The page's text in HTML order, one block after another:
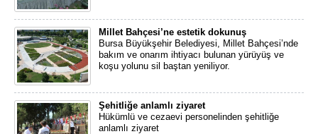
Millet Bahçesi’ne estetik dokunuş
Bursa Büyükşehir Belediyesi, Millet Bahçesi’nde
bakım ve onarım ihtiyacı bulunan yürüyüş ve
koşu yolunu sil baştan yeniliyor.
Şehitliğe anlamlı ziyaret
Hükümlü ve cezaevi personelinden şehitliğe
anlamlı ziyaret